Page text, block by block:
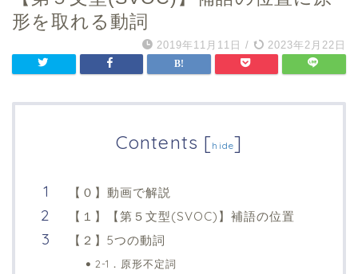
形を取れる動詞
2019年11月11日 / 2023年2月22日
Contents [hide]
【０】動画で解説
【１】【第５文型(SVOC)】補語の位置
【２】5つの動詞
2-1．原形不定詞